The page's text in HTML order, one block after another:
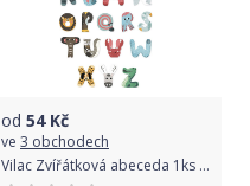
od 54Kč
ve 3 obchodech
Vilac Zvířátková abeceda 1ks písmenko O